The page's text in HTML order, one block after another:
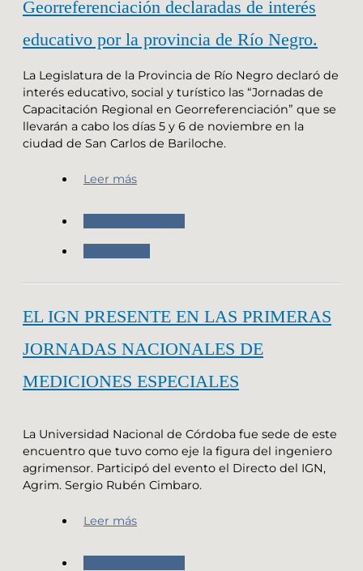
Georreferenciación declaradas de interés
educativo por la provincia de Río Negro.
La Legislatura de la Provincia de Río Negro declaró de
interés educativo, social y turístico las “Jornadas de
Capacitación Regional en Georreferenciación” que se
llevarán a cabo los días 5 y 6 de noviembre en la
ciudad de San Carlos de Bariloche.
Leer más
EL IGN PRESENTE EN LAS PRIMERAS
JORNADAS NACIONALES DE
MEDICIONES ESPECIALES
La Universidad Nacional de Córdoba fue sede de este
encuentro que tuvo como eje la figura del ingeniero
agrimensor. Participó del evento el Directo del IGN,
Agrim. Sergio Rubén Cimbaro.
Leer más